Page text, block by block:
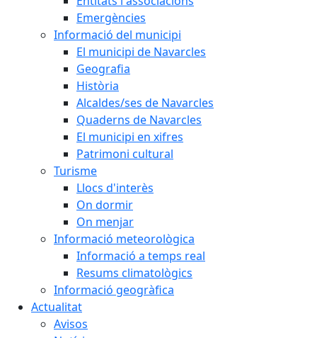
Emergències
Informació del municipi
El municipi de Navarcles
Geografia
Història
Alcaldes/ses de Navarcles
Quaderns de Navarcles
El municipi en xifres
Patrimoni cultural
Turisme
Llocs d'interès
On dormir
On menjar
Informació meteorològica
Informació a temps real
Resums climatològics
Informació geogràfica
Actualitat
Avisos